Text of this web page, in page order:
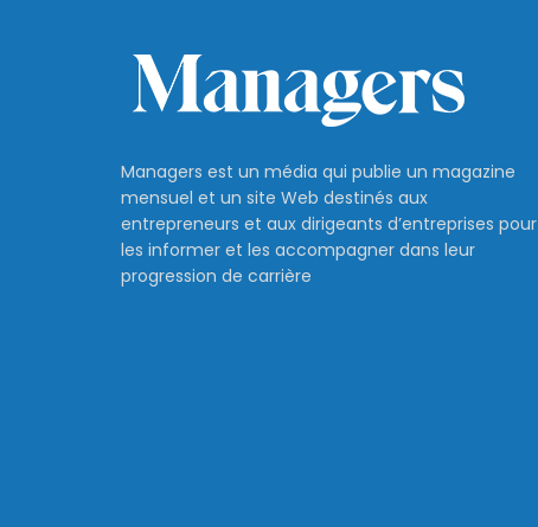
Managers est un média qui publie un magazine
mensuel et un site Web destinés aux
entrepreneurs et aux dirigeants d’entreprises pour
les informer et les accompagner dans leur
progression de carrière